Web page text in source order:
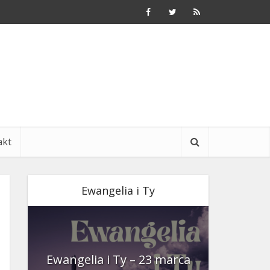
Ewangelia i Ty
Ewangelia i Ty – 23 marca